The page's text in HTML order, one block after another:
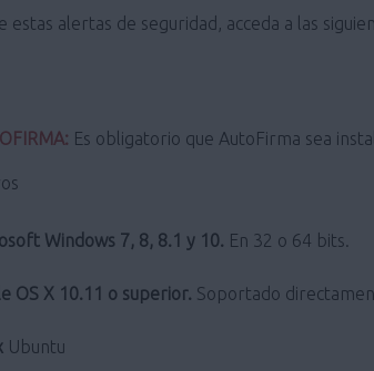
estas alertas de seguridad, acceda a las
Es obligatorio que AutoFirma sea
Windows 7, 8, 8.1 y 10. En 32 o 64 bits.
OS X 10.11 o superior. Soportado
Ubuntu